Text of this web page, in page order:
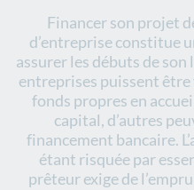
Financer son projet
d’entreprise constitue
assurer les débuts de
entreprises puissent être
fonds propres en
capital, d’autres
financement bancaire.
étant risquée par
prêteur exige de